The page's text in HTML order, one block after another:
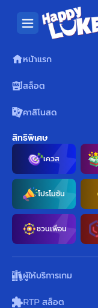
หน้าแรก
สล็อต
คาสิโนสด
สิทธิพิเศษ
เควส
โปรโมชัน
ชวนเพื่อน
ผู้ให้บริการเกม
RTP สล็อต